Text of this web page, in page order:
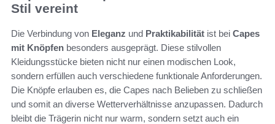
Stil vereint
Die Verbindung von Eleganz und Praktikabilität ist bei Capes
mit Knöpfen besonders ausgeprägt. Diese stilvollen
Kleidungsstücke bieten nicht nur einen modischen Look,
sondern erfüllen auch verschiedene funktionale Anforderungen.
Die Knöpfe erlauben es, die Capes nach Belieben zu schließen
und somit an diverse Wetterverhältnisse anzupassen. Dadurch
bleibt die Trägerin nicht nur warm, sondern setzt auch ein